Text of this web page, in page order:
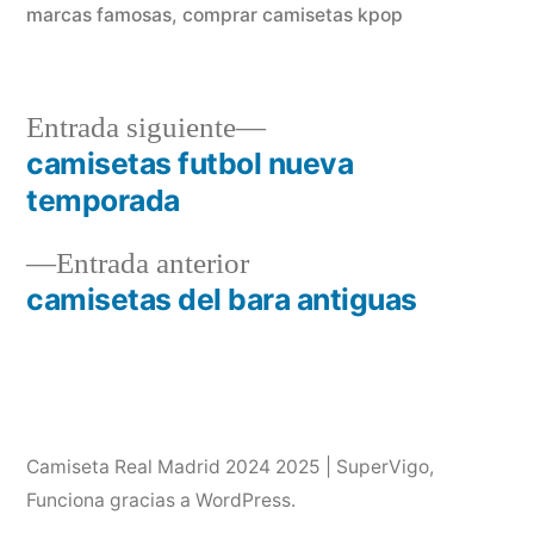
marcas famosas, comprar camisetas kpop
Navegación
entradas
Entrada anteriorEntrada
anterior:
camisetas del bara antiguas
Entrada siguiente
Entrada
siguiente:
camisetas futbol nueva
temporada
Camiseta Real Madrid 2024 2025 | SuperVigo,
Funciona gracias a WordPress.